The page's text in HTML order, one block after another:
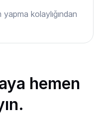
kolaylığından
hemen